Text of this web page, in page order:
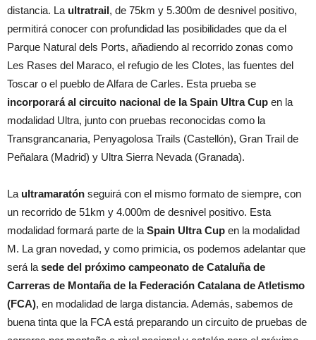
distancia. La ultratrail, de 75km y 5.300m de desnivel positivo,
permitirá conocer con profundidad las posibilidades que da el
Parque Natural dels Ports, añadiendo al recorrido zonas como
Les Rases del Maraco, el refugio de les Clotes, las fuentes del
Toscar o el pueblo de Alfara de Carles. Esta prueba se
incorporará al circuito nacional de la Spain Ultra Cup en la
modalidad Ultra, junto con pruebas reconocidas como la
Transgrancanaria, Penyagolosa Trails (Castellón), Gran Trail de
Peñalara (Madrid) y Ultra Sierra Nevada (Granada).
La ultramaratón seguirá con el mismo formato de siempre, con
un recorrido de 51km y 4.000m de desnivel positivo. Esta
modalidad formará parte de la Spain Ultra Cup en la modalidad
M. La gran novedad, y como primicia, os podemos adelantar que
será la sede del próximo campeonato de Cataluña de
Carreras de Montaña de la Federación Catalana de Atletismo
(FCA), en modalidad de larga distancia. Además, sabemos de
buena tinta que la FCA está preparando un circuito de pruebas de